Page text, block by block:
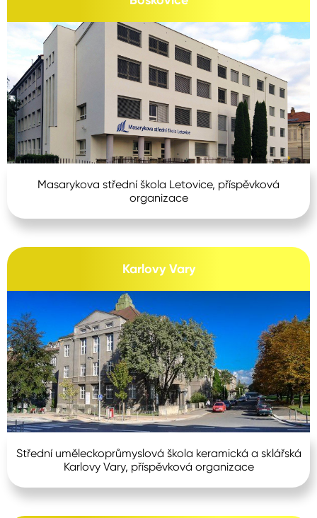
Masarykova střední škola Letovice, příspěvková
organizace
Karlovy Vary
Střední uměleckoprůmyslová škola keramická a sklářská
Karlovy Vary, příspěvková organizace